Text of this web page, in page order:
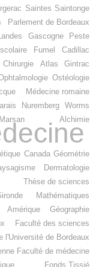
Saintes Saintonge
Parlement de Bordeaux
Gascogne
Peste
Fumel
Cadillac
Chirurgie Atlas
Gintrac
Ostéologie
Médecine romaine
Nuremberg
Worms
Alchimie
Canada Géométrie
Dermatologie
Thèse de sciences
Mathématiques
Amérique
Géographie
Faculté des sciences
l'Université de Bordeaux
Faculté de médecine
Fonds Tissié